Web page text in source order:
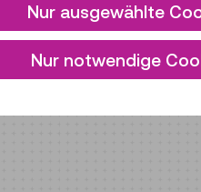
Energie
Nur ausgewählte
Nur notwendige